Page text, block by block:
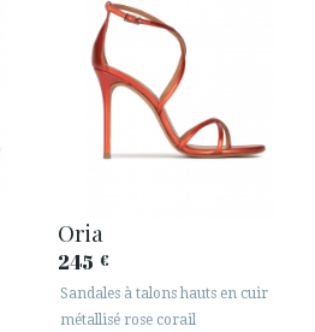
Oria
245 €
Sandales à talons hauts en cuir
métallisé rose corail